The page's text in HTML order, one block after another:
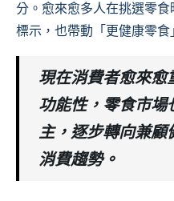
分。愈來愈多人在挑選零
標示，也帶動「更健康零食
現在消費者愈來愈
功能性，零食市場
主，逐步轉向兼顧
消費趨勢。